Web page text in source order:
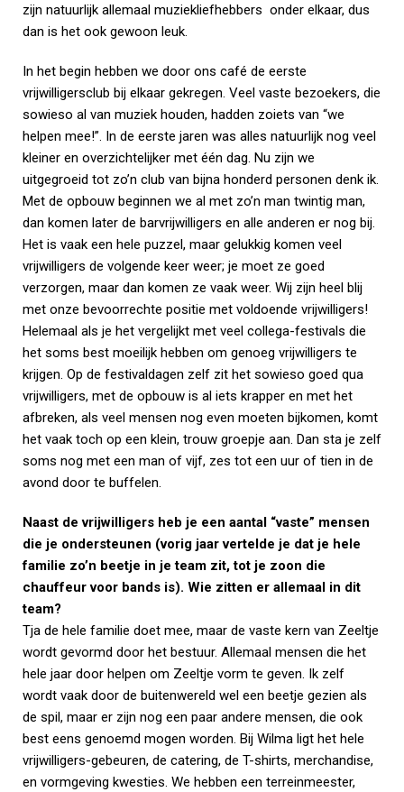
zijn natuurlijk allemaal muziekliefhebbers onder elkaar, dus
dan is het ook gewoon leuk.
In het begin hebben we door ons café de eerste
vrijwilligersclub bij elkaar gekregen. Veel vaste bezoekers, die
sowieso al van muziek houden, hadden zoiets van “we
helpen mee!”. In de eerste jaren was alles natuurlijk nog veel
kleiner en overzichtelijker met één dag. Nu zijn we
uitgegroeid tot zo’n club van bijna honderd personen denk ik.
Met de opbouw beginnen we al met zo’n man twintig man,
dan komen later de barvrijwilligers en alle anderen er nog bij.
Het is vaak een hele puzzel, maar gelukkig komen veel
vrijwilligers de volgende keer weer; je moet ze goed
verzorgen, maar dan komen ze vaak weer. Wij zijn heel blij
met onze bevoorrechte positie met voldoende vrijwilligers!
Helemaal als je het vergelijkt met veel collega-festivals die
het soms best moeilijk hebben om genoeg vrijwilligers te
krijgen. Op de festivaldagen zelf zit het sowieso goed qua
vrijwilligers, met de opbouw is al iets krapper en met het
afbreken, als veel mensen nog even moeten bijkomen, komt
het vaak toch op een klein, trouw groepje aan. Dan sta je zelf
soms nog met een man of vijf, zes tot een uur of tien in de
avond door te buffelen.
Naast de vrijwilligers heb je een aantal “vaste” mensen
die je ondersteunen (vorig jaar vertelde je dat je hele
familie zo’n beetje in je team zit, tot je zoon die
chauffeur voor bands is). Wie zitten er allemaal in dit
team?
Tja de hele familie doet mee, maar de vaste kern van Zeeltje
wordt gevormd door het bestuur. Allemaal mensen die het
hele jaar door helpen om Zeeltje vorm te geven. Ik zelf
wordt vaak door de buitenwereld wel een beetje gezien als
de spil, maar er zijn nog een paar andere mensen, die ook
best eens genoemd mogen worden. Bij Wilma ligt het hele
vrijwilligers-gebeuren, de catering, de T-shirts, merchandise,
en vormgeving kwesties. We hebben een terreinmeester,